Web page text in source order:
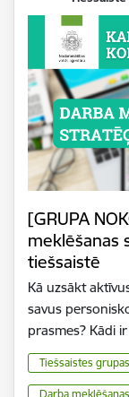
[GRUPA
meklēšanas
tiešsaistē
Kā uzsākt
savus
prasmes? Kādi
Tiešsaistes
Darba